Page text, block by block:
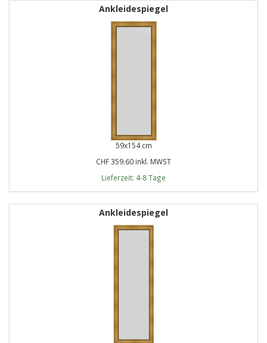
Ankleidespiegel
59x154 cm
CHF 359.60 inkl. MWST
Lieferzeit: 4-8 Tage
Ankleidespiegel